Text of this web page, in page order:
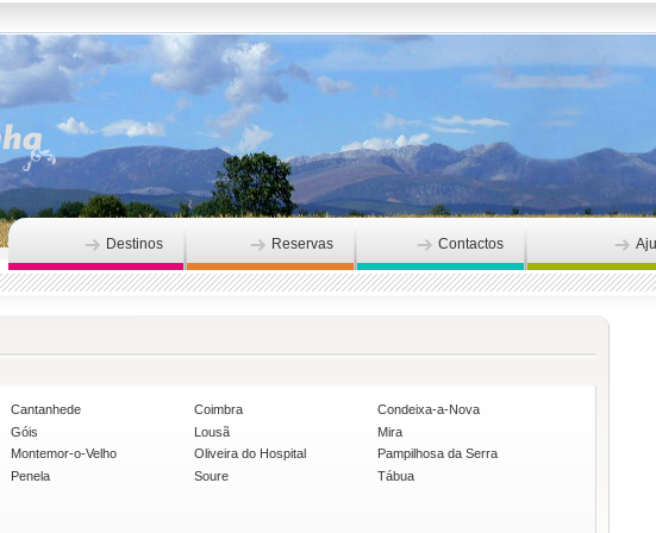
Destinos Reservas Contactos
Cantanhede Coimbra
Condeixa-a-Nova
Góis Lousã
Mira
Montemor-o-Velho Oliveira do Hospital
Pampilhosa da Serra
Penela Soure
Tábua